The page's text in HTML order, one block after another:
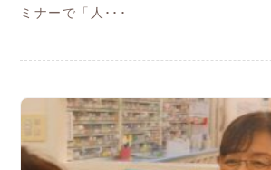
ミナーで「人･･･